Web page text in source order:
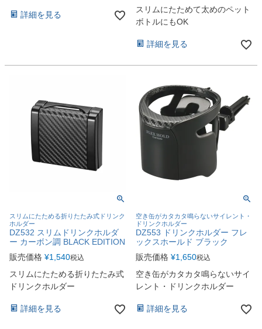
詳細を見る
スリムにたためて太めのペット
ボトルにもOK
詳細を見る
スリムにたためる折りたたみ式ドリンク
ホルダー
DZ532 スリムドリンクホルダ
ー カーボン調 BLACK EDITION
販売価格 ¥1,540税込
スリムにたためる折りたたみ式
ドリンクホルダー
詳細を見る
空き缶がカタカタ鳴らないサイレント・
ドリンクホルダー
DZ553 ドリンクホルダー フレ
ックスホールド ブラック
販売価格 ¥1,650税込
空き缶がカタカタ鳴らないサイ
レント・ドリンクホルダー
詳細を見る